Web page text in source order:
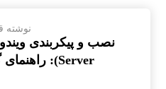
نوشته
Server): راهنمای گام به گام اولیه